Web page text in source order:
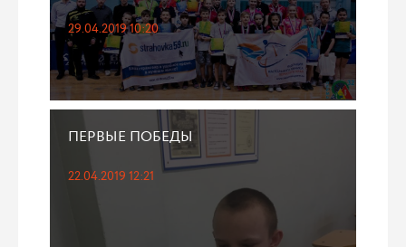
29.04.2019 10:20
ПЕРВЫЕ ПОБЕДЫ
22.04.2019 12:21